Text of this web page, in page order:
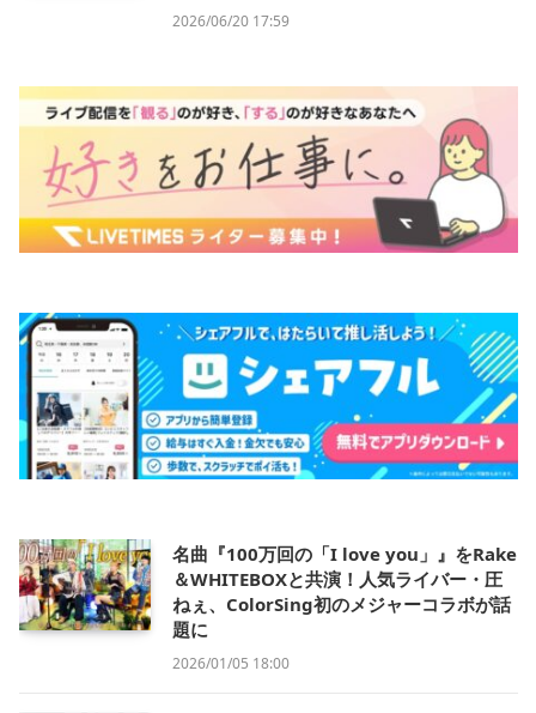
2026/06/20 17:59
名曲『100万回の「I love you」』をRake
＆WHITEBOXと共演！人気ライバー・圧
ねぇ、ColorSing初のメジャーコラボが話
題に
2026/01/05 18:00